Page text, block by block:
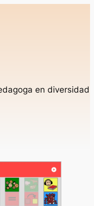
en diversidad